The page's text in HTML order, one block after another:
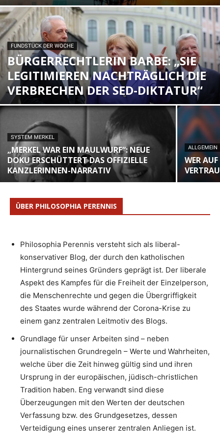
FUNDSTÜCK DER WOCHE
BÜRGERRECHTLERIN BARBE: „SIE
LEGITIMIEREN NACHTRÄGLICH DIE
VERBRECHEN DER SED-DIKTATUR“
SYSTEM MERKEL
„MERKEL WAR EIN MAULWURF“: NEUE
DOKU ERSCHÜTTERT DAS OFFIZIELLE
KANZLERINNEN-NARRATIV
ALLGEMEIN
WER
ÜBER PHILOSOPHIA PERENNIS
Philosophia Perennis versteht sich als liberal-
konservativer Blog, der durch den katholischen
Hintergrund seines Gründers geprägt ist. Der liberale
Aspekt des Kampfes für die Freiheit der Einzelperson,
die Menschenrechte und gegen die Übergriffigkeit
des Staates wurde während der Corona-Krise zu
einem ganz zentralen Leitmotiv des Blogs.
Grundlage für unser Arbeiten sind – neben
journalistischen Grundregeln – Werte und Wahrheiten,
welche über die Zeit hinweg gültig sind und ihren
Ursprung in der europäischen, jüdisch-christlichen
Tradition haben. Eng verwandt sind diese
Überzeugungen mit den Werten der deutschen
Verfassung bzw. des Grundgesetzes, dessen
Verteidigung eines unserer zentralen Anliegen ist.